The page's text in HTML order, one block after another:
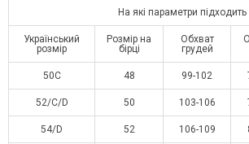
На які параметри підходить
Український
розмір
Розмір на
бірці
Обхват
грудей
50C 48 99-102
52/С/D 50 103-106
54/D 52 106-109